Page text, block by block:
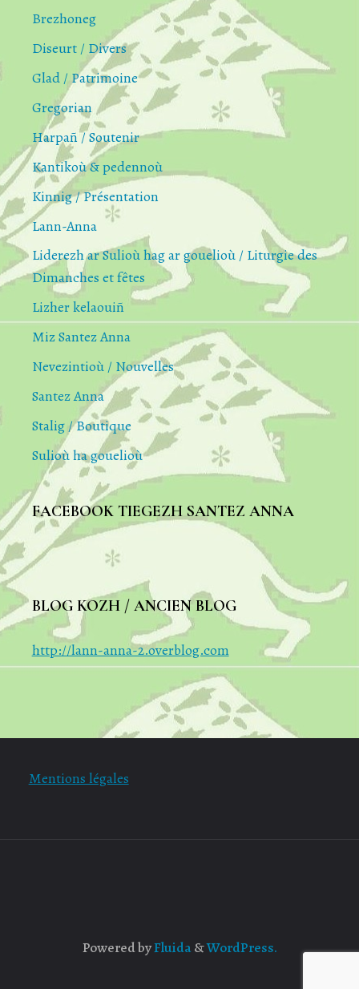
Brezhoneg
Diseurt / Divers
Glad / Patrimoine
Gregorian
Harpañ / Soutenir
Kantikoù & pedennoù
Kinnig / Présentation
Lann-Anna
Liderezh ar Sulioù hag ar gouelioù / Liturgie des
Dimanches et fêtes
Lizher kelaouiñ
Miz Santez Anna
Nevezintioù / Nouvelles
Santez Anna
Stalig / Boutique
Sulioù ha gouelioù
FACEBOOK TIEGEZH SANTEZ ANNA
BLOG KOZH / ANCIEN BLOG
http://lann-anna-2.overblog.com
Mentions légales
Powered byFluida&WordPress.